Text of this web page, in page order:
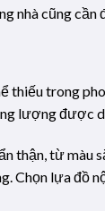
nhà cũng
trong
lượng được
thận, từ màu
Chọn lựa đồ